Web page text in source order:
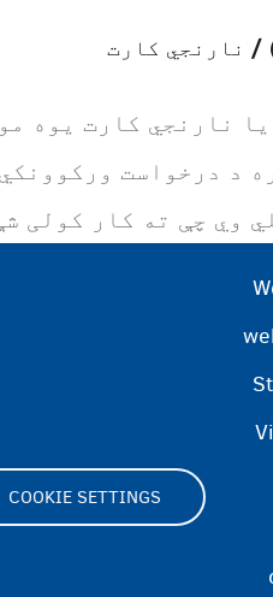
نارنجي کارت یوه
د درخواست
وي چې ته کار کولی
COOKIE SETTINGS